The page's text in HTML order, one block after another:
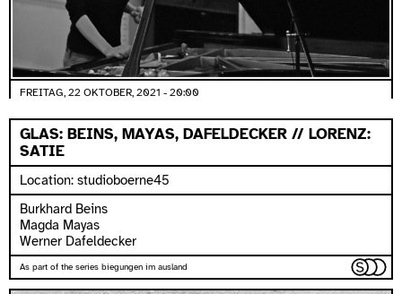
FREITAG, 22 OKTOBER, 2021 - 20:00
GLAS: BEINS, MAYAS, DAFELDECKER // LORENZ:
SATIE
Location: studioboerne45
Burkhard Beins
Magda Mayas
Werner Dafeldecker
As part of the series biegungen im ausland